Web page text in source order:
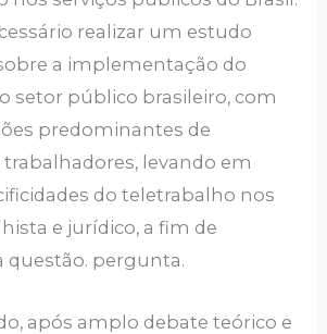
realizar um estudo
a implementação do
setor público brasileiro, com
predominantes de
trabalhadores, levando em
do teletrabalho nos
e jurídico, a fim de
questão. pergunta.
após amplo debate teórico e